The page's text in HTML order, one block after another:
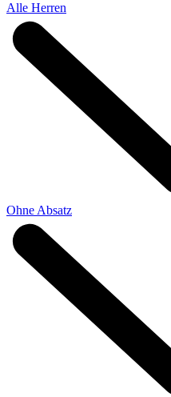
Alle Herren
Ohne Absatz